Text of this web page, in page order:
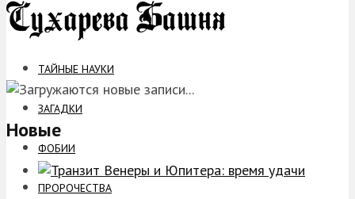
ТАЙНЫЕ НАУКИ
ЗАГАДКИ
ФОБИИ
ПРОРОЧЕСТВА
Новые